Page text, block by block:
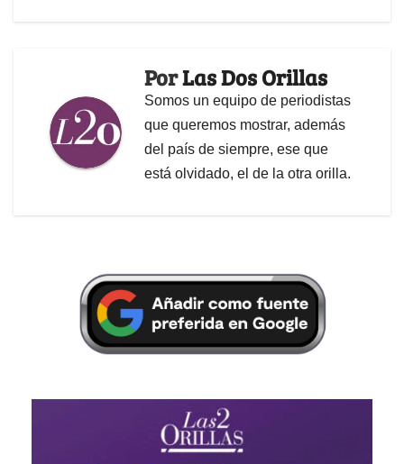
PorLas Dos Orillas
Somos un equipo de periodistas
que queremos mostrar, además
del país de siempre, ese que
está olvidado, el de la otra orilla.